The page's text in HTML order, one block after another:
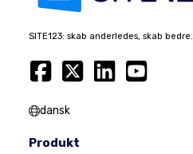
SITE123: skab anderledes, skab bedre.
dansk
Produkt